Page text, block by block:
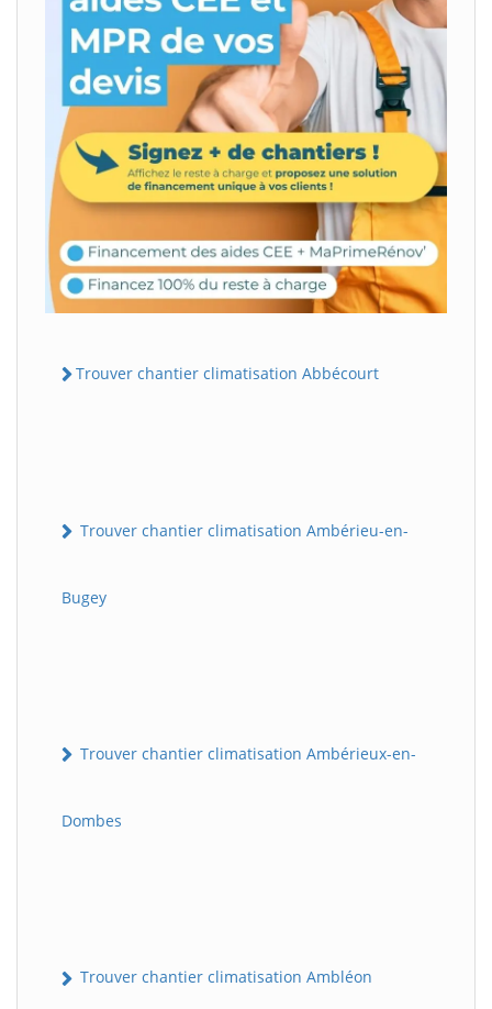
Trouver chantier climatisation Abbécourt
Trouver chantier climatisation Ambérieu-en-
Bugey
Trouver chantier climatisation Ambérieux-en-
Dombes
Trouver chantier climatisation Ambléon